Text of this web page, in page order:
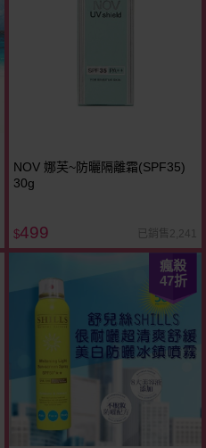
NOV 娜芙~防曬隔離霜(SPF35)
30g
$499 已銷售2,241
瘋殺
47折